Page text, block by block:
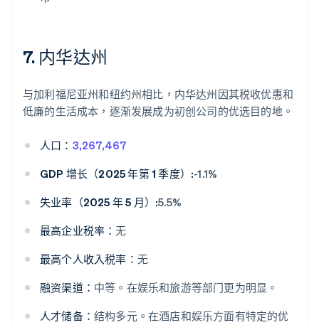
7. 内华达州
与加利福尼亚州和纽约州相比，内华达州因其税收优惠和
低廉的生活成本，逐渐发展成为初创公司的优选目的地。
人口： 3,267,467
GDP 增长（2025 年第 1 季度）:-1.1%
失业率（2025 年 5 月）:5.5%
最高企业税率：无
最高个人收入税率： 无
融资渠道： 中等。在娱乐和旅游等部门更为明显。
人才储备： 结构多元。在酒店和娱乐方面有特定的优